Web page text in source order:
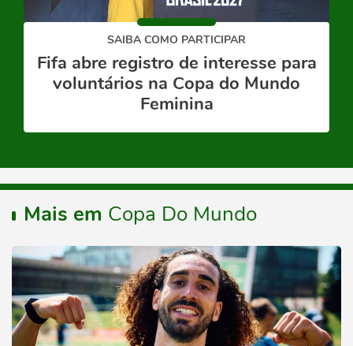
SAIBA COMO PARTICIPAR
Fifa abre registro de interesse para
voluntários na Copa do Mundo
Feminina
Mais em Copa Do Mundo